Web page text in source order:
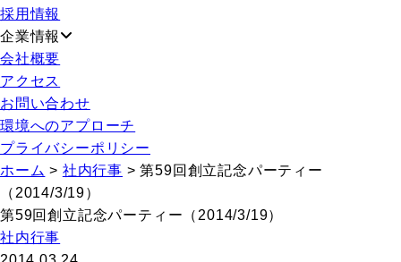
採用情報
企業情報
会社概要
アクセス
お問い合わせ
環境へのアプローチ
プライバシーポリシー
ホーム > 社内行事 >第59回創立記念パーティー
（2014/3/19）
第59回創立記念パーティー（2014/3/19）
社内行事